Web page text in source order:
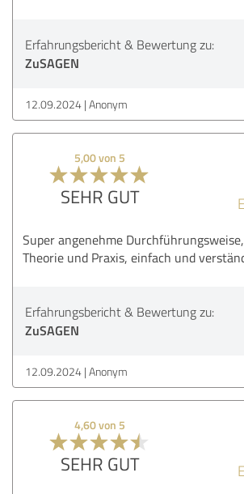
Erfahrungsbericht & Bewertung zu:
ZuSAGEN
12.09.2024 Anonym
5,00 von 5
SEHR GUT
Super angenehme
Theorie und Praxis, einfach und
Erfahrungsbericht & Bewertung zu:
ZuSAGEN
12.09.2024 Anonym
4,60 von 5
SEHR GUT